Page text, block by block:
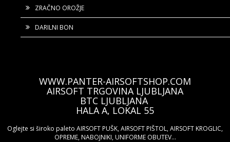
ZRAČNO OROŽJE
DARILNI BON
WWW.PANTER-AIRSOFTSHOP.COM
AIRSOFT TRGOVINA LJUBLJANA
BTC LJUBLJANA
HALA A, LOKAL 55
Oglejte si široko paleto AIRSOFT PUŠK, AIRSOFT PIŠTOL, AIRSOFT KROGLIC,
OPREME, NABOJNIKI, UNIFORME OBUTEV...